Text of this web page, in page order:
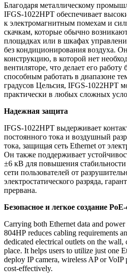
Благодаря металлическому
IFGS-1022HPT обеспечивает
к электромагнитным помехам и
скачкам, которые обычно
площадках или в шкафах
без кондиционирования воздуха.
конструкцию, в которой нет
вентиляторе, что делает его
способным работать в диапазоне
градусов Цельсия, IFGS-1022HPT
практически в любых сложных
Надежная защита
IFGS-1022HPT выдерживает
постоянного тока и воздушный
тока, защищая сеть Ethernet от
Он также поддерживает
±6 кВ для повышения
сети пользователей от
электростатического разряда,
прервана.
Безопасное и легкое создание
Carrying both Ethernet data and
804HP reduces cabling requirements
dedicated electrical outlets on the wall,
place. It helps users to utilize just one
deploy IP camera, wireless AP or
cost-effectively.